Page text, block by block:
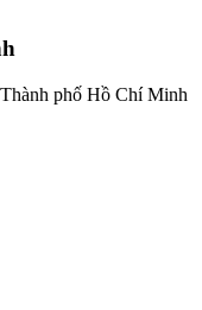
phố Hồ Chí Minh